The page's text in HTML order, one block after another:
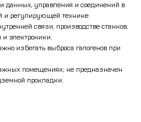
данных, управления и соединений в
и регулирующей технике.
связи, производстве станков,
и электроники.
избегать выброса галогенов при
помещениях; не предназначен
прокладки.